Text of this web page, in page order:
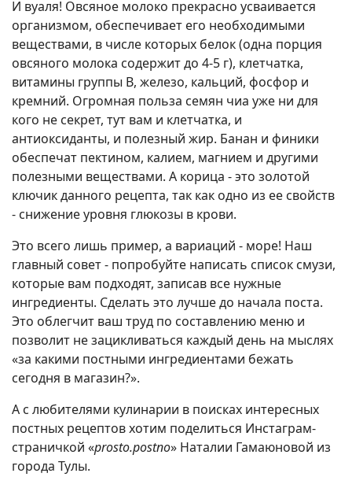
И вуаля! Овсяное молоко прекрасно усваивается
организмом, обеспечивает его необходимыми
веществами, в числе которых белок (одна порция
овсяного молока содержит до 4-5 г), клетчатка,
витамины группы B, железо, кальций, фосфор и
кремний. Огромная польза семян чиа уже ни для
кого не секрет, тут вам и клетчатка, и
антиоксиданты, и полезный жир. Банан и финики
обеспечат пектином, калием, магнием и другими
полезными веществами. А корица - это золотой
ключик данного рецепта, так как одно из ее свойств
- снижение уровня глюкозы в крови.
Это всего лишь пример, а вариаций - море! Наш
главный совет - попробуйте написать список смузи,
которые вам подходят, записав все нужные
ингредиенты. Сделать это лучше до начала поста.
Это облегчит ваш труд по составлению меню и
позволит не зацикливаться каждый день на мыслях
«за какими постными ингредиентами бежать
сегодня в магазин?».
А с любителями кулинарии в поисках интересных
постных рецептов хотим поделиться Инстаграм-
страничкой «prosto.postno» Наталии Гамаюновой из
города Тулы.